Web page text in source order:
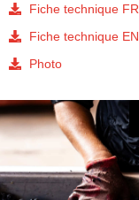
Fiche technique FR
Fiche technique EN
Photo